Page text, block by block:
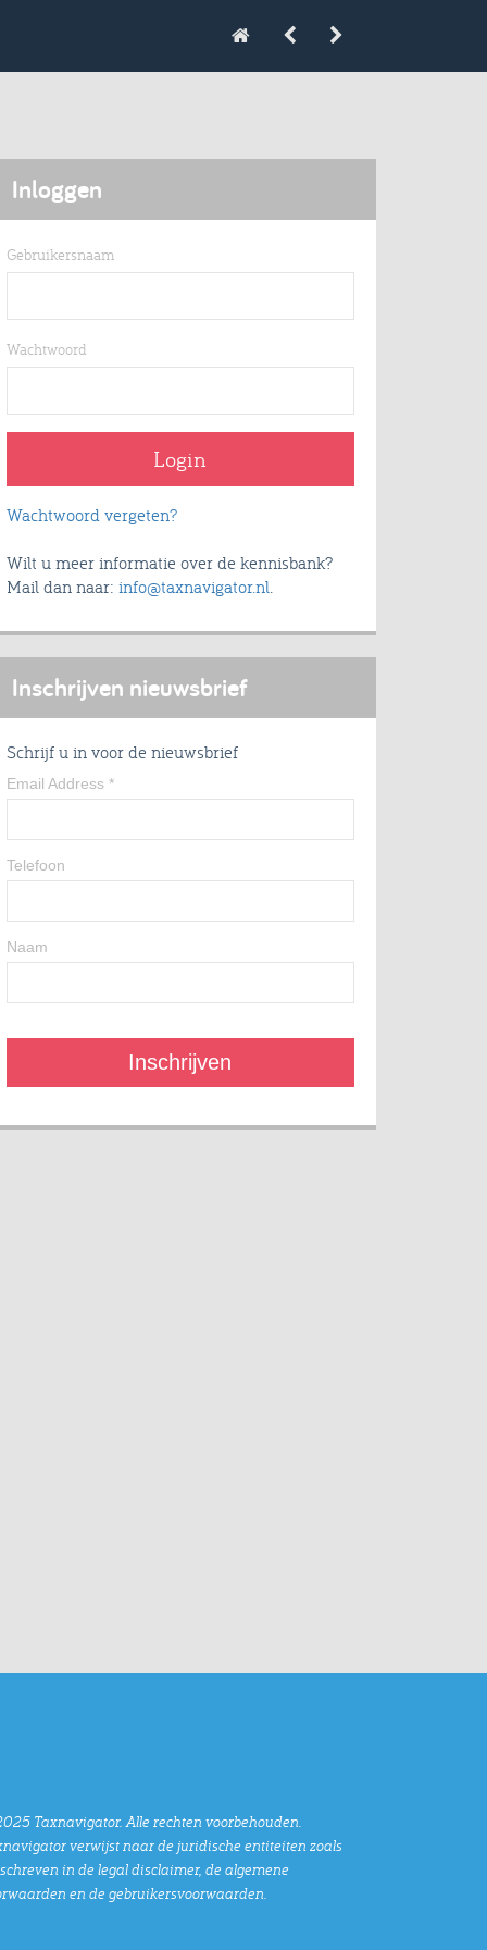
Inloggen
Gebruikersnaam
Wachtwoord
Wachtwoord vergeten?
Wilt u meer informatie over de kennisbank?
Mail dan naar: info@taxnavigator.nl.
Inschrijven nieuwsbrief
Schrijf u in voor de nieuwsbrief
Email Address *
Telefoon
Naam
Taxnavigator. Alle rechten voorbehouden.
verwijst naar de juridische entiteiten zoals
in de legal disclaimer, de algemene
en de gebruikersvoorwaarden.